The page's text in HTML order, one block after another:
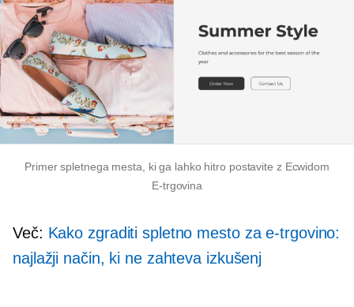
Primer spletnega mesta, ki ga lahko hitro postavite z Ecwidom
E-trgovina
Več: Kako zgraditi spletno mesto za e-trgovino:
najlažji način, ki ne zahteva izkušenj